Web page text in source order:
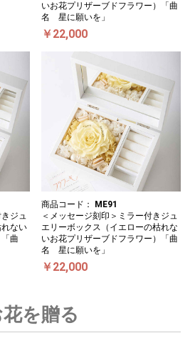
いお花プリザーブドフラワー）「曲
名 星に願いを」
￥22,000
ジュ
ない
曲
商品コード：
ME91
＜メッセージ刻印＞ミラー付きジュ
エリーボックス（イエローの枯れな
いお花プリザーブドフラワー）「曲
名 星に願いを」
￥22,000
を贈る